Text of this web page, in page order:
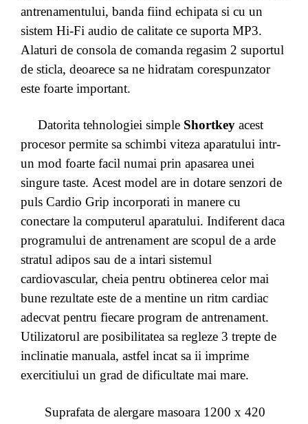
antrenamentului, banda fiind echipata si cu un
sistem Hi-Fi audio de calitate ce suporta MP3.
Alaturi de consola de comanda regasim 2 suportul
de sticla, deoarece sa ne hidratam corespunzator
este foarte important.
Datorita tehnologiei simple Shortkey acest
procesor permite sa schimbi viteza aparatului intr-
un mod foarte facil numai prin apasarea unei
singure taste. Acest model are in dotare senzori de
puls Cardio Grip incorporati in manere cu
conectare la computerul aparatului. Indiferent daca
programului de antrenament are scopul de a arde
stratul adipos sau de a intari sistemul
cardiovascular, cheia pentru obtinerea celor mai
bune rezultate este de a mentine un ritm cardiac
adecvat pentru fiecare program de antrenament.
Utilizatorul are posibilitatea sa regleze 3 trepte de
inclinatie manuala, astfel incat sa ii imprime
exercitiului un grad de dificultate mai mare.
Suprafata de alergare masoara 1200 x 420